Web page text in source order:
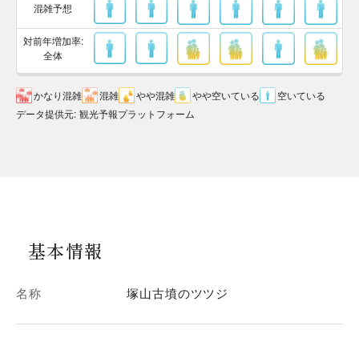
混雑予想
対前年増加率:
全体
かなり混雑 混雑 やや混雑 やや空いている
空いている
データ提供元: 観光予報プラットフォーム
基本情報
名称 塚山古墳のツツジ